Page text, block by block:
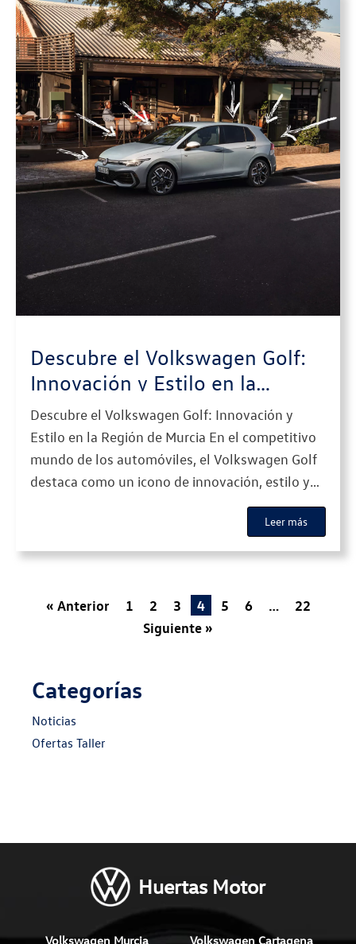
Descubre el Volkswagen Golf:
Innovación y Estilo en la
Región de Murcia
Descubre el Volkswagen Golf: Innovación y
Estilo en la Región de Murcia En el competitivo
mundo de los automóviles, el Volkswagen Golf
destaca como un icono de innovación, estilo y
rendimiento. En Volkswagen Huertas Motor, nos
enorgullece ofrecer a nuestros clientes en la
Región de Murcia la mejor experiencia con este
Leer más
« Anterior 1 2 3 4 5 6 …
22
Siguiente »
Categorías
Noticias
Ofertas Taller
Huertas Motor
Volkswagen Murcia Volkswagen Cartagena